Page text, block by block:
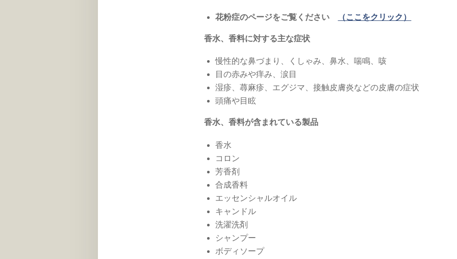
花粉症のページをご覧ください （ここをクリック）
香水、香料に対する主な症状
慢性的な鼻づまり、くしゃみ、鼻水、喘鳴、咳
目の赤みや痒み、涙目
湿疹、蕁麻疹、エグジマ、接触皮膚炎などの皮膚の症状
頭痛や目眩
香水、香料が含まれている製品
香水
コロン
芳香剤
合成香料
エッセンシャルオイル
キャンドル
洗濯洗剤
シャンプー
ボディソープ